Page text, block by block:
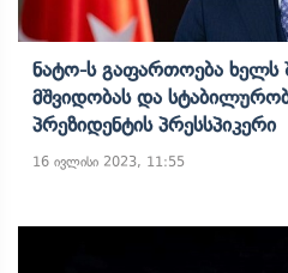
Ნატო-Ს Გაფართოება Ხელს
Მშვიდობას Და
Პრეზიდენტის Პრესსპიკერი
16 ივლისი 2023, 11:55